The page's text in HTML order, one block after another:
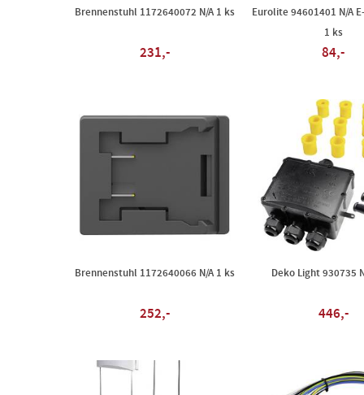
Brennenstuhl 1172640072 N/A 1 ks
231,-
Eurolite 94601401 N/A
1 ks
84,-
Brennenstuhl 1172640066 N/A 1 ks
252,-
Deko Light 930735
446,-